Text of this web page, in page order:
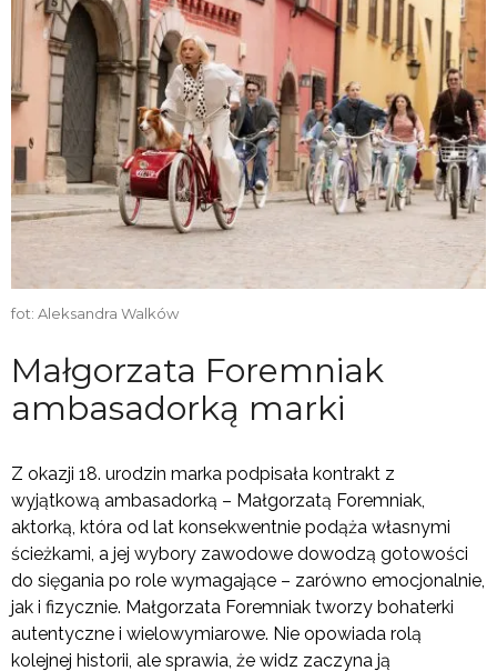
fot: Aleksandra Walków
Małgorzata Foremniak
ambasadorką marki
Z okazji 18. urodzin marka podpisała kontrakt z
wyjątkową ambasadorką – Małgorzatą Foremniak,
aktorką, która od lat konsekwentnie podąża własnymi
ścieżkami, a jej wybory zawodowe dowodzą gotowości
do sięgania po role wymagające – zarówno emocjonalnie,
jak i fizycznie. Małgorzata Foremniak tworzy bohaterki
autentyczne i wielowymiarowe. Nie opowiada rolą
kolejnej historii, ale sprawia, że widz zaczyna ją